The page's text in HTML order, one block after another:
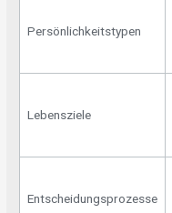
Persönlichkeitstypen
Lebensziele
Entscheidungsprozesse